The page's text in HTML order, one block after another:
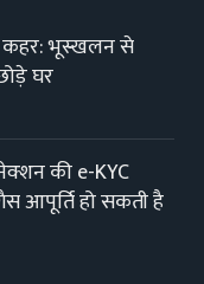
कहर: भूस्खलन से
घर
की e-KYC
आपूर्ति हो सकती है